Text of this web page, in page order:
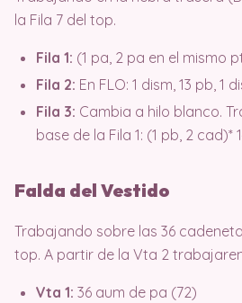
la Fila 7 del top.
Fila 1: (1 pa, 2 pa en el mismo
Fila 2: En FLO: 1 dism, 13 pb, 1
Fila 3: Cambia a hilo blanco.
base de la Fila 1: (1 pb, 2 cad)*
Falda del Vestido
Trabajando sobre las 36
top. A partir de la Vta 2
Vta 1: 36 aum de pa (72)